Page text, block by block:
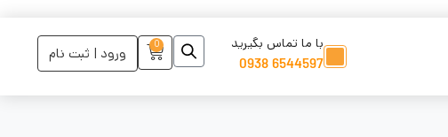
ورود | ثبت نام 0 با ما تماس بگیرید
6544597 0938